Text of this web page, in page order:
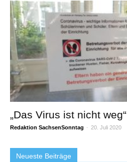
„Das Virus ist nicht weg“
Redaktion SachsenSonntag - 20. Juli 2020
Neueste Beiträge